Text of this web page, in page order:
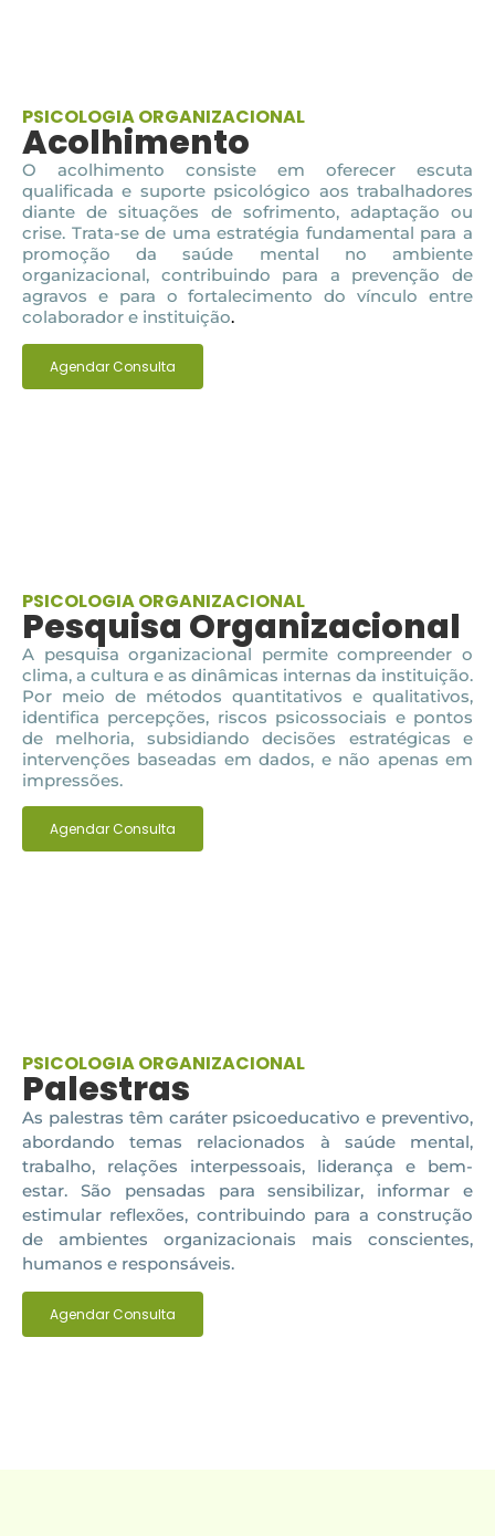
PSICOLOGIA ORGANIZACIONAL
Acolhimento
O acolhimento consiste em oferecer escuta
qualificada e suporte psicológico aos trabalhadores
diante de situações de sofrimento, adaptação ou
crise. Trata-se de uma estratégia fundamental para a
promoção da saúde mental no ambiente
organizacional, contribuindo para a prevenção de
agravos e para o fortalecimento do vínculo entre
colaborador e instituição.
Agendar Consulta
PSICOLOGIA ORGANIZACIONAL
Pesquisa Organizacional
A pesquisa organizacional permite compreender o
clima, a cultura e as dinâmicas internas da instituição.
Por meio de métodos quantitativos e qualitativos,
identifica percepções, riscos psicossociais e pontos
de melhoria, subsidiando decisões estratégicas e
intervenções baseadas em dados, e não apenas em
impressões.
Agendar Consulta
PSICOLOGIA ORGANIZACIONAL
Palestras
As palestras têm caráter psicoeducativo e preventivo,
abordando temas relacionados à saúde mental,
trabalho, relações interpessoais, liderança e bem-
estar. São pensadas para sensibilizar, informar e
estimular reflexões, contribuindo para a construção
de ambientes organizacionais mais conscientes,
humanos e responsáveis.
Agendar Consulta